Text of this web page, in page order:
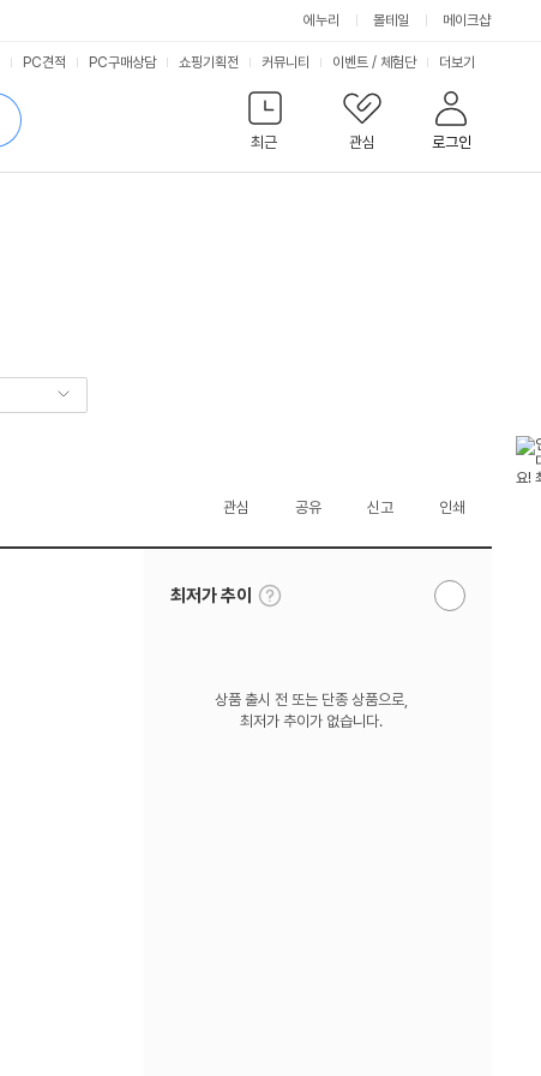
에누리 몰테일 메이크샵
최근
관심 로그인
PC견적 PC구매상담 쇼핑기획전 커뮤니티 이벤트 / 체험단 서
비
스
더보기
관심 공유 신고 인쇄
최저가 추이
툴
팁
알
상품 출시 전 또는 단종 상품으로,
최저가 추이가 없습니다.